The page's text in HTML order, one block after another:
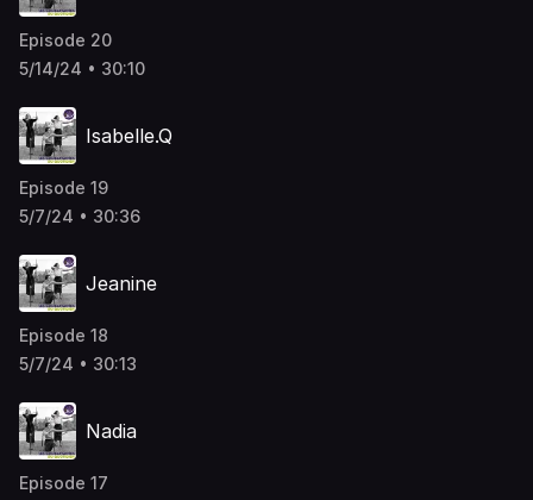
Episode 20
5/14/24 • 30:10
Isabelle.Q
Episode 19
5/7/24 • 30:36
Jeanine
Episode 18
5/7/24 • 30:13
Nadia
Episode 17